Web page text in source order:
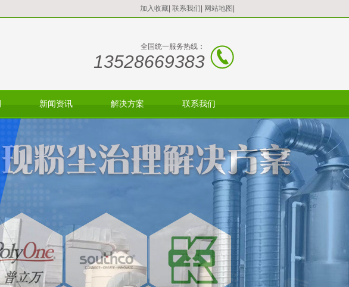
加入收藏 联系我们 网站地图
全国统一服务热线：
13528669383
新闻资讯 解决方案 联系我们